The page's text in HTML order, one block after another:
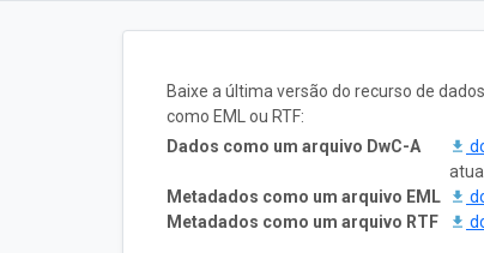
Baixe a última versão do recurso de
como EML ou RTF:
Dados como um arquivo DwC-A
Metadados como um arquivo EML
Metadados como um arquivo RTF